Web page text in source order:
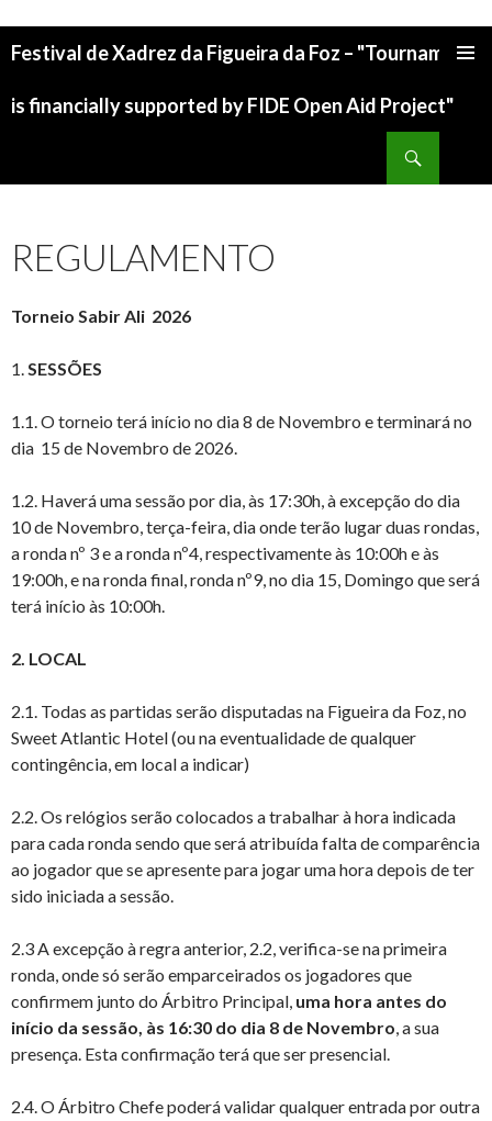
Festival de Xadrez da Figueira da Foz – "Tournament
is financially supported by FIDE Open Aid Project"
REGULAMENTO
Torneio Sabir Ali 2026
1.SESSÕES
1.1. O torneio terá início no dia 8 de Novembro e terminará no
dia 15 de Novembro de 2026.
1.2. Haverá uma sessão por dia, às 17:30h, à excepção do dia
10 de Novembro, terça-feira, dia onde terão lugar duas rondas,
a ronda nº 3 e a ronda nº4, respectivamente às 10:00h e às
19:00h, e na ronda final, ronda nº9, no dia 15, Domingo que será
terá início às 10:00h.
2. LOCAL
2.1. Todas as partidas serão disputadas na Figueira da Foz, no
Sweet Atlantic Hotel (ou na eventualidade de qualquer
contingência, em local a indicar)
2.2. Os relógios serão colocados a trabalhar à hora indicada
para cada ronda sendo que será atribuída falta de comparência
ao jogador que se apresente para jogar uma hora depois de ter
sido iniciada a sessão.
2.3 A excepção à regra anterior, 2.2, verifica-se na primeira
ronda, onde só serão emparceirados os jogadores que
confirmem junto do Árbitro Principal, uma hora antes do
início da sessão, às 16:30 do dia 8 de Novembro, a sua
presença. Esta confirmação terá que ser presencial.
2.4. O Árbitro Chefe poderá validar qualquer entrada por outra